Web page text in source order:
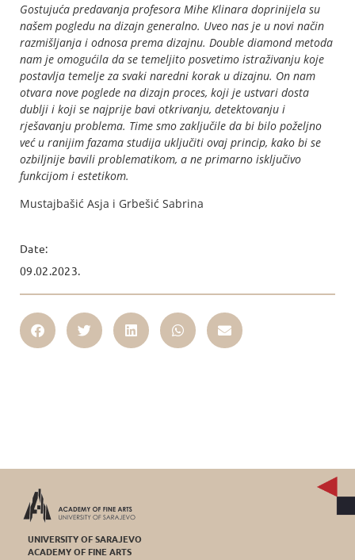
Gostujuća predavanja profesora Mihe Klinara doprinijela su
našem pogledu na dizajn generalno. Uveo nas je u novi način
razmišljanja i odnosa prema dizajnu. Double diamond metoda
nam je omogućila da se temeljito posvetimo istraživanju koje
postavlja temelje za svaki naredni korak u dizajnu. On nam
otvara nove poglede na dizajn proces, koji je ustvari dosta
dublji i koji se najprije bavi otkrivanju, detektovanju i
rješavanju problema. Time smo zaključile da bi bilo poželjno
već u ranijim fazama studija uključiti ovaj princip, kako bi se
ozbiljnije bavili problematikom, a ne primarno isključivo
funkcijom i estetikom.
Mustajbašić Asja i Grbešić Sabrina
Date:
09.02.2023.
UNIVERSITY OF SARAJEVO
ACADEMY OF FINE ARTS